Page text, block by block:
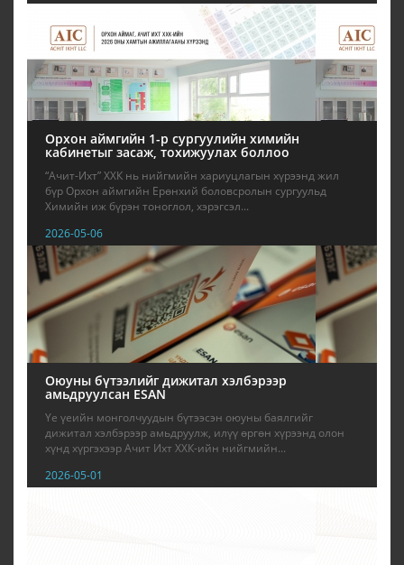
Орхон аймгийн 1-р сургуулийн химийн
кабинетыг засаж, тохижуулах боллоо
“Ачит-Ихт” ХХК нь нийгмийн хариуцлагын хүрээнд жил
бүр Орхон аймгийн Ерөнхий боловсролын сургуульд
Химийн иж бүрэн тоноглол, хэрэгсэл...
2026-05-06
Оюуны бүтээлийг дижитал хэлбэрээр
амьдруулсан ESAN
Үе үеийн монголчуудын бүтээсэн оюуны баялгийг
дижитал хэлбэрээр амьдруулж, илүү өргөн хүрээнд олон
хүнд хүргэхээр Ачит Ихт ХХК-ийн нийгмийн...
2026-05-01